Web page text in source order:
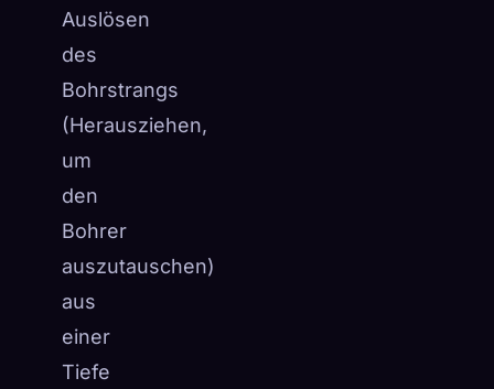
Auslösen
des
Bohrstrangs
(Herausziehen,
um
den
Bohrer
auszutauschen)
aus
einer
Tiefe